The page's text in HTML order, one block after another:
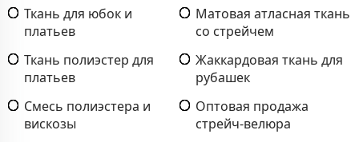
Ткань для юбок и
платьев
Матовая атласная ткань
со стрейчем
Ткань полиэстер для
платьев
Жаккардовая ткань для
рубашек
Смесь полиэстера и
вискозы
Оптовая продажа
стрейч-велюра